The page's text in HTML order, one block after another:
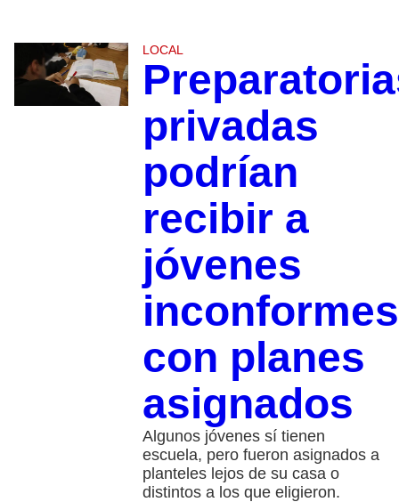
LOCAL
privadas
podrían
recibir a
jóvenes
inconformes
con planes
asignados
Algunos jóvenes sí tienen
escuela, pero fueron asignados a
planteles lejos de su casa o
distintos a los que eligieron.